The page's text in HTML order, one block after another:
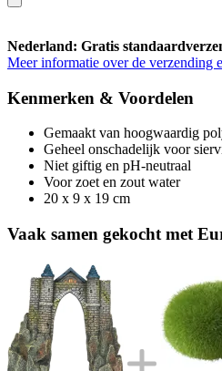
Nederland: Gratis
Meer informatie over de verzending
Kenmerken & Voordelen
Gemaakt van hoogwaardig
Geheel onschadelijk voor
Niet giftig en pH-neutraal
Voor zoet en zout water
20 x 9 x 19 cm
Vaak samen gekocht met